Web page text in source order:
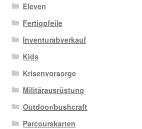
Eleven
Fertigpfeile
Inventurabverkauf
Kids
Krisenvorsorge
Militärausrüstung
Outdoor/bushcraft
Parcourskarten